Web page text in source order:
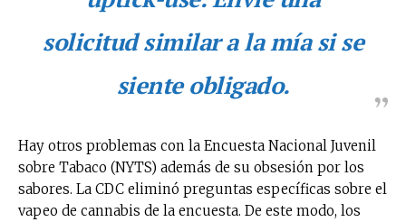
solicitud similar a la mía si se
siente obligado.
Hay otros problemas con la Encuesta Nacional Juvenil
sobre Tabaco (NYTS) además de su obsesión por los
sabores. La CDC eliminó preguntas específicas sobre el
vapeo de cannabis de la encuesta. De este modo, los